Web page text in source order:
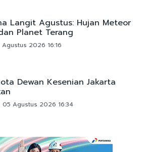
Langit Agustus: Hujan Meteor
Planet Terang
2026 16:16
Dewan Kesenian Jakarta
05 Agustus 2026 16:34